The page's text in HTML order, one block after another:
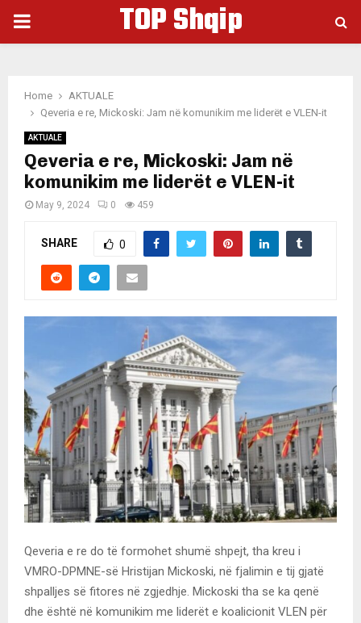
PRIMARY
TOP Shqip
Home
AKTUALE
Qeveria e re, Mickoski: Jam në komunikim me liderët e VLEN-it
AKTUALE
Qeveria e re, Mickoski: Jam në
komunikim me liderët e VLEN-it
May 9, 2024 0 459
SHARE 0
Qeveria e re do të formohet shumë shpejt, tha kreu i
VMRO-DPMNE-së Hristijan Mickoski, në fjalimin e tij gjatë
shpalljes së fitores në zgjedhje. Mickoski tha se ka qenë
dhe është në komunikim me liderët e koalicionit VLEN për